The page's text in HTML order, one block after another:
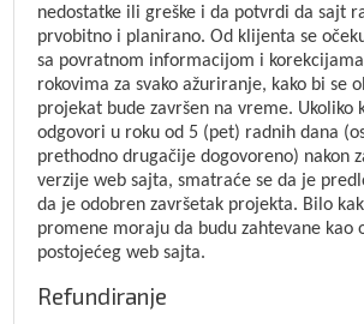
nedostatke ili greške i da potvrdi da sajt
prvobitno i planirano. Od klijenta se
sa povratnom informacijom i
rokovima za svako ažuriranje, kako bi se
projekat bude završen na vreme. Ukoliko
odgovori u roku od 5 (pet) radnih dana
prethodno drugačije dogovoreno) nakon
verzije web sajta, smatraće se da je
da je odobren završetak projekta. Bilo
promene moraju da budu zahtevane kao
postojećeg web sajta.
Refundiranje